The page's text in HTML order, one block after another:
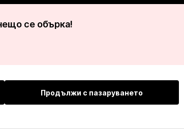
се обърка!
Продължи с пазаруването